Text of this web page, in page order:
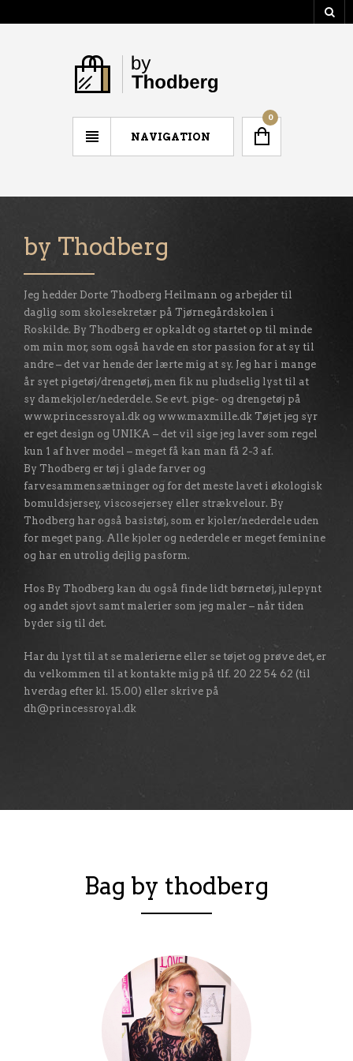
NAVIGATION
0
by Thodberg
Jeg hedder Dorte Thodberg Heilmann og arbejder til
daglig som skolesekretær på Tjørnegårdskolen i
Roskilde. By Thodberg er opkaldt og startet op til minde
om min mor, som også havde en stor passion for at sy til
andre – det var hende der lærte mig at sy. Jeg har i mange
år syet pigetøj/drengetøj, men fik nu pludselig lyst til at
sy damekjoler/nederdele. Se evt. pige- og drengetøj på
www.princessroyal.dk og www.maxmille.dk Tøjet jeg syr
er eget design og UNIKA – det vil sige jeg laver som regel
kun 1 af hver model – meget få kan man få 2-3 af.
By Thodberg er tøj i glade farver og
farvesammensætninger og for det meste lavet i økologisk
bomuldsjersey, viscosejersey eller strækvelour. By
Thodberg har også basistøj, som er kjoler/nederdele uden
for meget pang. Alle kjoler og nederdele er meget feminine
og har en utrolig dejlig pasform.
Hos By Thodberg kan du også finde lidt børnetøj, julepynt
og andet sjovt samt malerier som jeg maler – når tiden
byder sig til det.
Har du lyst til at se malerierne eller se tøjet og prøve det, er
du velkommen til at kontakte mig på tlf. 20 22 54 62 (til
hverdag efter kl. 15.00) eller skrive på
dh@princessroyal.dk
Bag by thodberg